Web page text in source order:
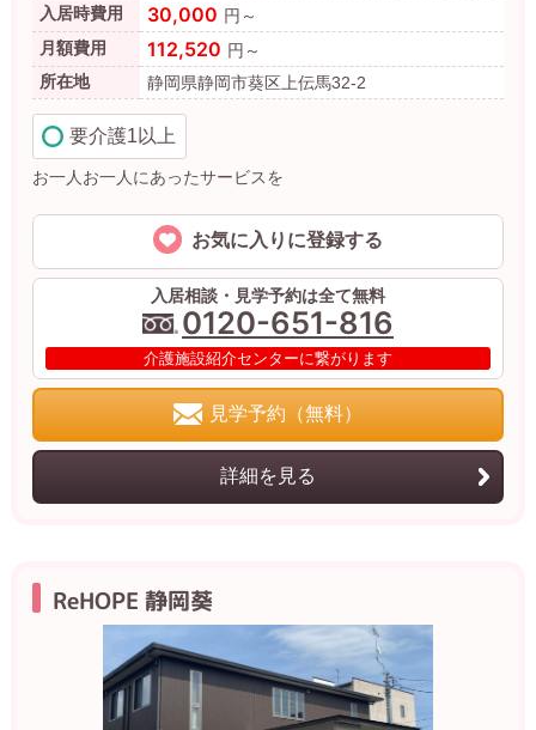
お一人お一人にあったサービスを
入居時費用
30,000 円～
月額費用
112,520 円～
所在地
静岡県静岡市葵区上伝馬32-2
要介護1以上
お気に入りに登録する
入居相談・見学予約は全て無料
0120-651-816
介護施設紹介センターに繋がります
見学予約（無料）
詳細を見る
ReHOPE 静岡葵